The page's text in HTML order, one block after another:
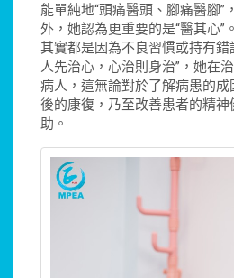
能單純地“頭痛醫頭、腳痛醫腳”
外，她認為更重要的是“醫其心”
其實都是因為不良習慣或持有錯
人先治心，心治則身治”，她在
病人，這無論對於了解病患的
後的康復，乃至改善患者的精
助。